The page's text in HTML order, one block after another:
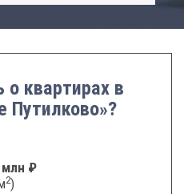
о квартирах в
млн ₽
2)